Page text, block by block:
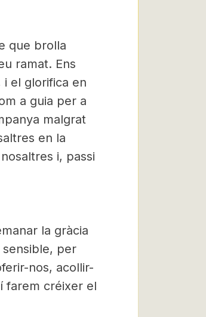
que brolla
ramat. Ens
el glorifica en
a guia per a
malgrat
en la
i, passi
la gràcia
per
nos, acollir-
farem créixer el